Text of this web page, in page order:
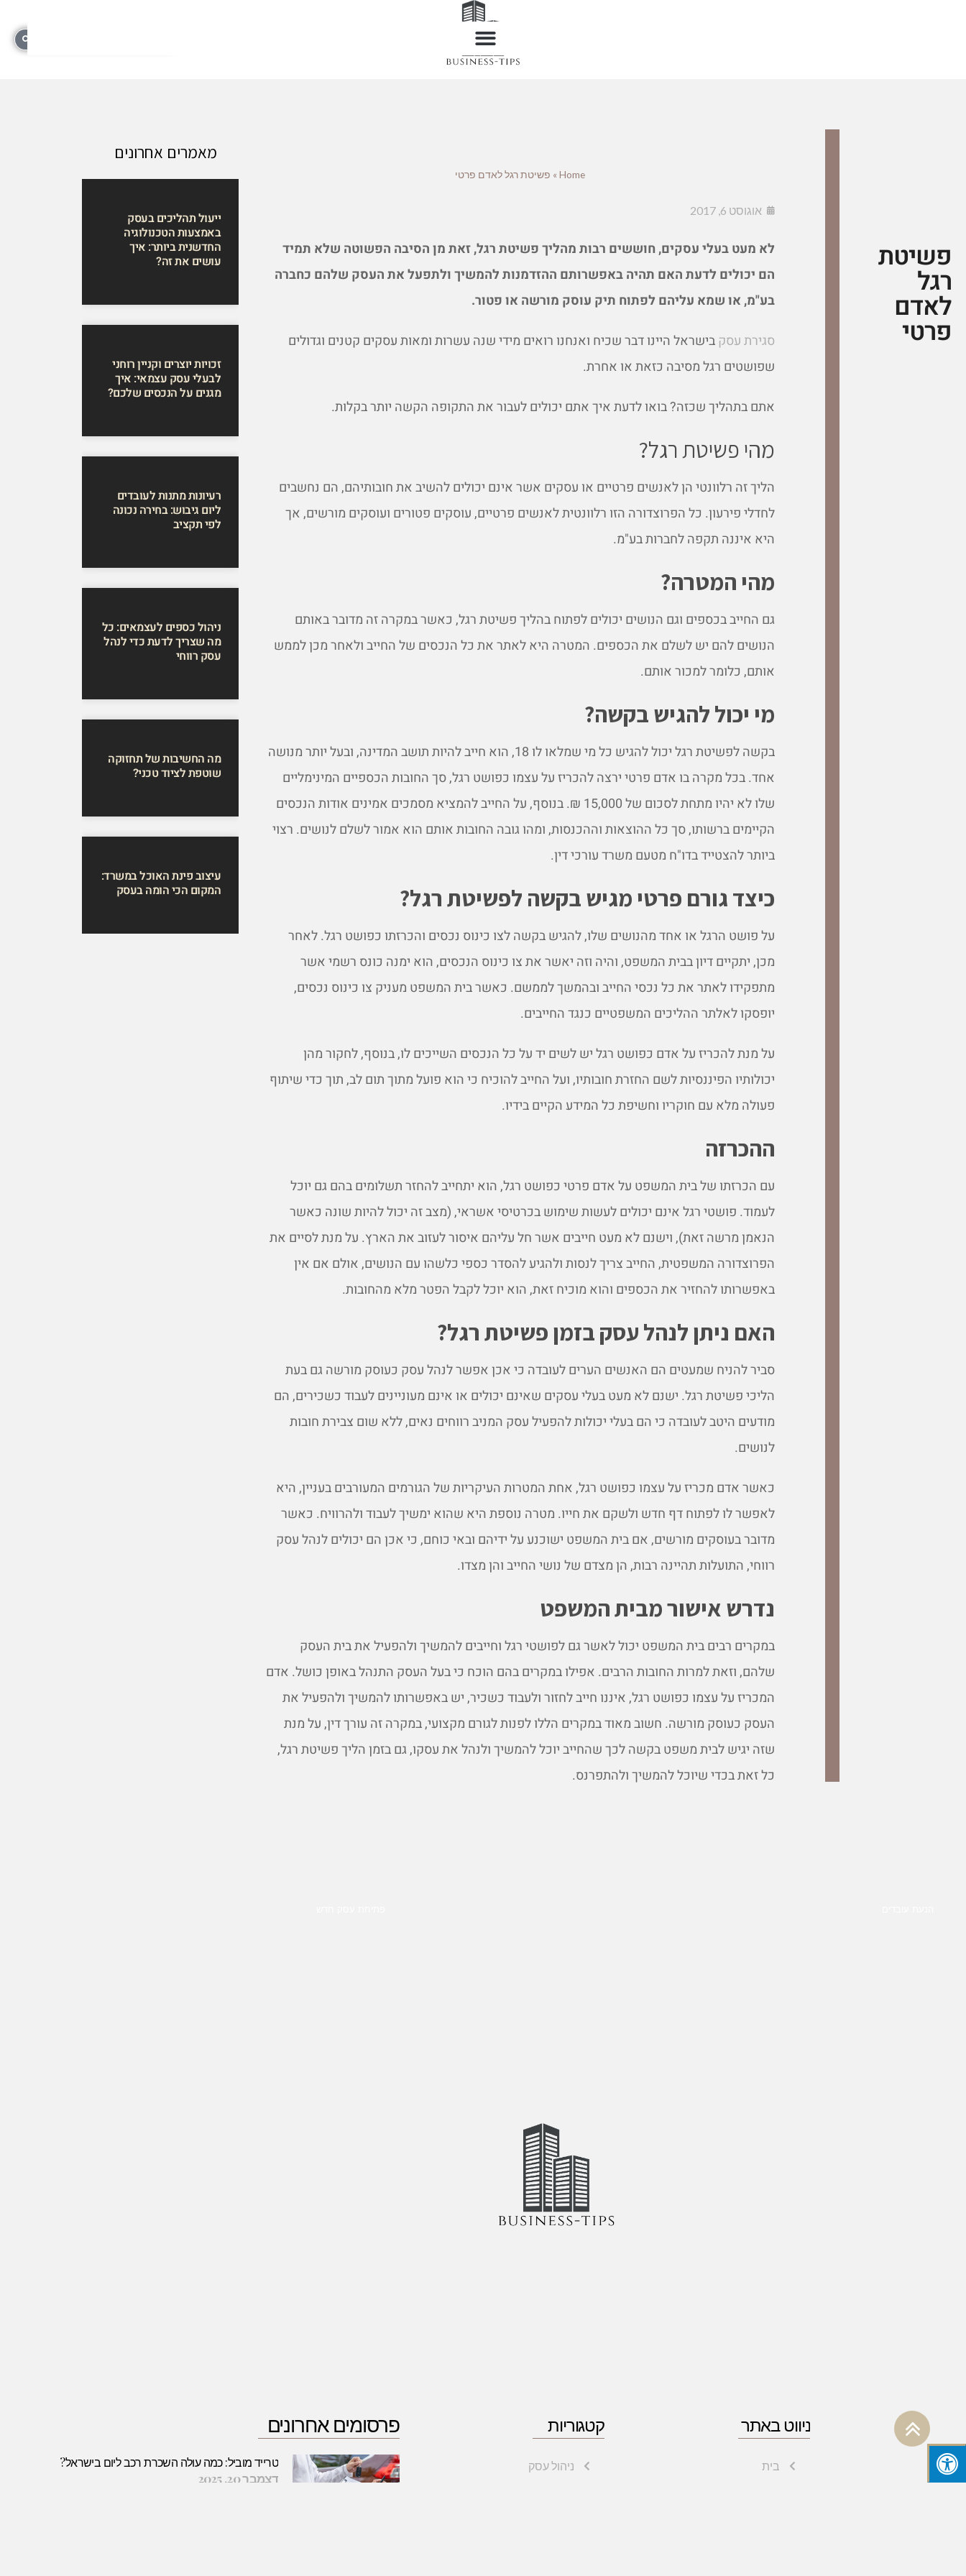
פשיטת
רגל
לאדם
פרטי
Home
» פשיטת רגל לאדם פרטי
אוגוסט 6, 2017
לא מעט בעלי עסקים, חוששים רבות מהליך פשיטת רגל, זאת מן הסיבה הפשוטה שלא תמיד
הם יכולים לדעת האם תהיה באפשרותם ההזדמנות להמשיך ולתפעל את העסק שלהם כחברה
בע"מ, או שמא עליהם לפתוח תיק עוסק מורשה או פטור.
סגירת עסקבישראל היינו דבר שכיח ואנחנו רואים מידי שנה עשרות ומאות עסקים קטנים וגדולים
שפושטים רגל מסיבה כזאת או אחרת.
אתם בתהליך שכזה? בואו לדעת איך אתם יכולים לעבור את התקופה הקשה יותר בקלות.
מהי פשיטת רגל?
הליך זה רלוונטי הן לאנשים פרטיים או עסקים אשר אינם יכולים להשיב את חובותיהם, הם נחשבים
לחדלי פירעון. כל הפרוצדורה הזו רלוונטית לאנשים פרטיים, עוסקים פטורים ועוסקים מורשים, אך
היא איננה תקפה לחברות בע"מ.
מהי המטרה?
גם החייב בכספים וגם הנושים יכולים לפתוח בהליך פשיטת רגל, כאשר במקרה זה מדובר באותם
הנושים להם יש לשלם את הכספים. המטרה היא לאתר את כל הנכסים של החייב ולאחר מכן לממש
אותם, כלומר למכור אותם.
מי יכול להגיש בקשה?
בקשה לפשיטת רגל יכול להגיש כל מי שמלאו לו 18, הוא חייב להיות תושב המדינה, ובעל יותר מנושה
אחד. בכל מקרה בו אדם פרטי ירצה להכריז על עצמו כפושט רגל, סך החובות הכספיים המינימליים
שלו לא יהיו מתחת לסכום של 15,000 ₪. בנוסף, על החייב להמציא מסמכים אמינים אודות הנכסים
הקיימים ברשותו, סך כל ההוצאות וההכנסות, ומהו גובה החובות אותם הוא אמור לשלם לנושים. רצוי
ביותר להצטייד בדו"ח מטעם משרד עורכי דין.
כיצד גורם פרטי מגיש בקשה לפשיטת רגל?
על פושט הרגל או אחד מהנושים שלו, להגיש בקשה לצו כינוס נכסים והכרזתו כפושט רגל. לאחר
מכן, יתקיים דיון בבית המשפט, והיה וזה יאשר את צו כינוס הנכסים, הוא ימנה כונס רשמי אשר
מתפקידו לאתר את כל נכסי החייב ובהמשך לממשם. כאשר בית המשפט מעניק צו כינוס נכסים,
יופסקו לאלתר ההליכים המשפטיים כנגד החייבים.
על מנת להכריז על אדם כפושט רגל יש לשים יד על כל הנכסים השייכים לו, בנוסף, לחקור מהן
יכולותיו הפיננסיות לשם החזרת חובותיו, ועל החייב להוכיח כי הוא פועל מתוך תום לב, תוך כדי שיתוף
פעולה מלא עם חוקריו וחשיפת כל המידע הקיים בידיו.
ההכרזה
עם הכרזתו של בית המשפט על אדם פרטי כפושט רגל, הוא יתחייב להחזר תשלומים בהם גם יוכל
לעמוד. פושטי רגל אינם יכולים לעשות שימוש בכרטיסי אשראי, (מצב זה יכול להיות שונה כאשר
הנאמן מרשה זאת), וישנם לא מעט חייבים אשר חל עליהם איסור לעזוב את הארץ. על מנת לסיים את
הפרוצדורה המשפטית, החייב צריך לנסות ולהגיע להסדר כספי כלשהו עם הנושים, אולם אם אין
באפשרותו להחזיר את הכספים והוא מוכיח זאת, הוא יוכל לקבל הפטר מלא מהחובות.
האם ניתן לנהל עסק בזמן פשיטת רגל?
סביר להניח שמעטים הם האנשים הערים לעובדה כי אכן אפשר לנהל עסק כעוסק מורשה גם בעת
הליכי פשיטת רגל. ישנם לא מעט בעלי עסקים שאינם יכולים או אינם מעוניינים לעבוד כשכירים, הם
מודעים היטב לעובדה כי הם בעלי יכולות להפעיל עסק המניב רווחים נאים, ללא שום צבירת חובות
לנושים.
כאשר אדם מכריז על עצמו כפושט רגל, אחת המטרות העיקריות של הגורמים המעורבים בעניין, היא
לאפשר לו לפתוח דף חדש ולשקם את חייו. מטרה נוספת היא שהוא ימשיך לעבוד ולהרוויח. כאשר
מדובר בעוסקים מורשים, אם בית המשפט ישוכנע על ידיהם ובאי כוחם, כי אכן הם יכולים לנהל עסק
רווחי, התועלות תהיינה רבות, הן מצדם של נושי החייב והן מצדו.
נדרש אישור מבית המשפט
במקרים רבים בית המשפט יכול לאשר גם לפושטי רגל וחייבים להמשיך ולהפעיל את בית העסק
שלהם, וזאת למרות החובות הרבים. אפילו במקרים בהם הוכח כי בעל העסק התנהל באופן כושל. אדם
המכריז על עצמו כפושט רגל, איננו חייב לחזור ולעבוד כשכיר, יש באפשרותו להמשיך ולהפעיל את
העסק כעוסק מורשה. חשוב מאוד במקרים הללו לפנות לגורם מקצועי, במקרה זה עורך דין, על מנת
שזה יגיש לבית משפט בקשה לכך שהחייב יוכל להמשיך ולנהל את עסקו, גם בזמן הליך פשיטת רגל,
כל זאת בכדי שיוכל להמשיך ולהתפרנס.
מאמרים אחרונים
ייעול תהליכים בעסק
באמצעות הטכנולוגיה
החדשנית ביותר: איך
עושים את זה?
זכויות יוצרים וקניין רוחני
לבעלי עסק עצמאי: איך
מגנים על הנכסים שלכם?
רעיונות מתנות לעובדים
ליום גיבוש: בחירה נכונה
לפי תקציב
ניהול כספים לעצמאים: כל
מה שצריך לדעת כדי לנהל
עסק רווחי
מה החשיבות של תחזוקה
שוטפת לציוד טכני?
עיצוב פינת האוכל במשרד:
המקום הכי הומה בעסק
ניווט באתר
בית
קטגוריות
ניהול עסק
פרסומים אחרונים
טרייד מוביל: כמה עולה השכרת רכב ליום בישראל?
דצמבר 20, 2025
גלילה
לראש